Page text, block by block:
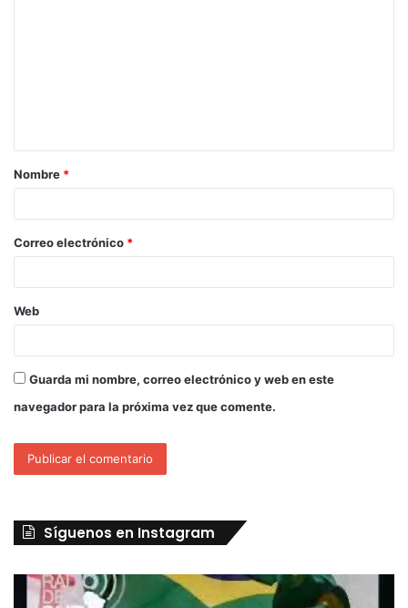
Nombre *
Correo electrónico *
Web
Guarda mi nombre, correo electrónico y web en este
navegador para la próxima vez que comente.
Síguenos en Instagram